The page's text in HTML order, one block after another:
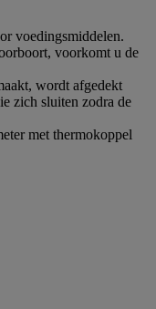
voedingsmiddelen.
voorkomt u de
wordt afgedekt
zich sluiten zodra de
met thermokoppel